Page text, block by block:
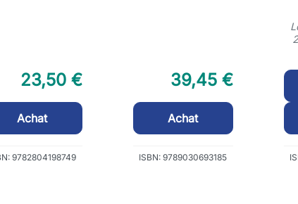
23,50 €
Achat
9782804198749
39,45 €
Achat
ISBN: 9789030693185